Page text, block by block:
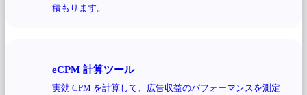
積もります。
eCPM 計算ツール
実効 CPM を計算して、広告収益のパフォーマンスを測定